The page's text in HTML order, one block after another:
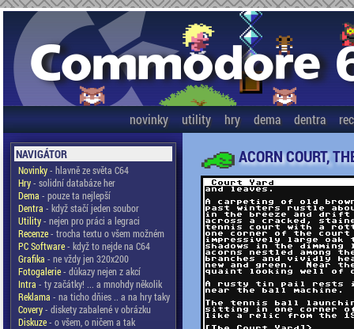
novinky utility hry dema dentra
NAVIGÁTOR
Novinky- hlavně ze světa C64
Hry- solidní databáze her
Dema - pouze ta nejlepší
Dentra - když stačí jeden soubor
Utility- nejen pro práci a legraci
Recenze- trocha textu o všem možném
PC Software- když to nejde na C64
Grafika - ne vždy jen 320x200
Fotogalerie- důkazy nejen z akcí
Intra - ty začátky! ... a mnohdy několik
Reklama - na ticho dňies .. a na hry taky
Covery- diskety zabalené v obrázku
Diskuze- o všem, o ničem a tak
ACORN COURT,